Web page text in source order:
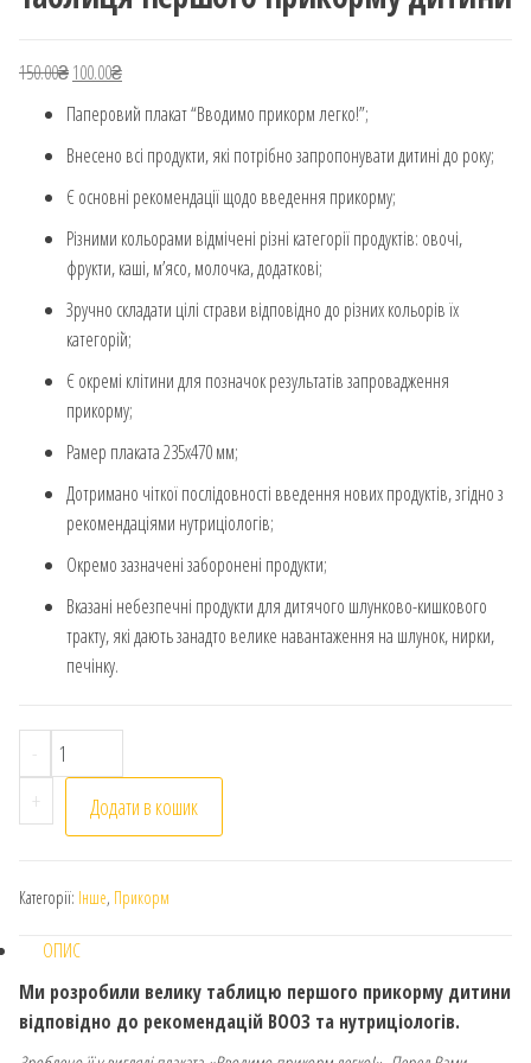
150.00₴Оригінальна ціна: 150.00₴.
100.00₴
Паперовий плакат “Вводимо прикорм легко!”;
Внесено всі продукти, які потрібно запропонувати дитині до року;
Є основні рекомендації щодо введення прикорму;
Різними кольорами відмічені різні категорії продуктів: овочі,
фрукти, каші, м’ясо, молочка, додаткові;
Зручно складати цілі страви відповідно до різних кольорів їх
категорій;
Є окремі клітини для позначок результатів запровадження
прикорму;
Рамер плаката 235х470 мм;
Дотримано чіткої послідовності введення нових продуктів, згідно з
рекомендаціями нутриціологів;
Окремо зазначені заборонені продукти;
Вказані небезпечні продукти для дитячого шлунково-кишкового
тракту, які дають занадто велике навантаження на шлунок, нирки,
печінку.
-
Таблиця першого прикорму дитини кількість
+
Додати в кошик
Категорії: Інше, Прикорм
ОПИС
Ми розробили велику таблицю першого прикорму дитини
відповідно до рекомендацій ВООЗ та нутриціологів.